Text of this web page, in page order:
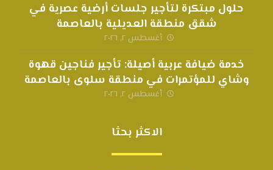
حلول مبتكرة لتأجير جلسات أرضية عصرية في
شقق منطقة العديلية بالعاصمة
أغسطس ٢, ٢٠٢٦
خدمة ضيافة عربية أصيلة: تأجير فناجين قهوة
وشاي للمؤتمرات في منطقة سلوى بالعاصمة
أغسطس ٢, ٢٠٢٦
الاكثر بحثا